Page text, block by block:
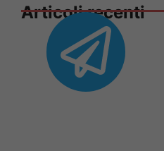
Articoli recenti